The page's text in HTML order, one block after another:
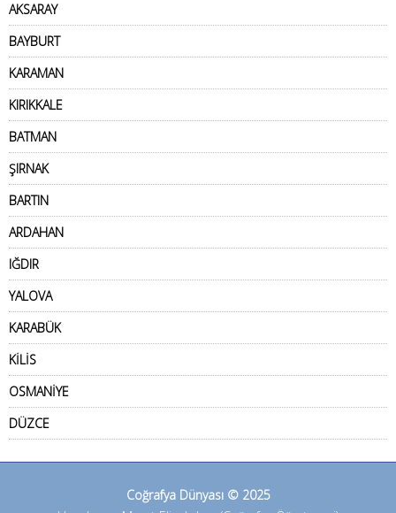
AKSARAY
BAYBURT
KARAMAN
KIRIKKALE
BATMAN
ŞIRNAK
BARTIN
ARDAHAN
IĞDIR
YALOVA
KARABÜK
KİLİS
OSMANİYE
DÜZCE
Coğrafya Dünyası © 2025